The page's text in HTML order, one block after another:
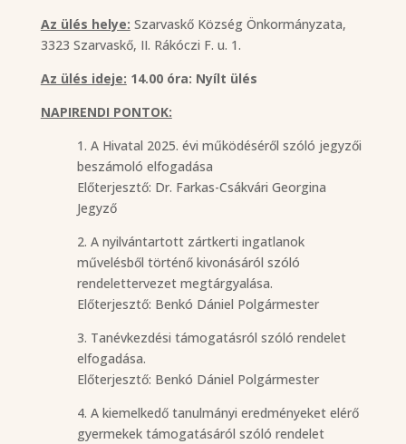
Az ülés helye: Szarvaskő Község Önkormányzata,
3323 Szarvaskő, II. Rákóczi F. u. 1.
Az ülés ideje: 14.00 óra: Nyílt ülés
NAPIRENDI PONTOK:
1. A Hivatal 2025. évi működéséről szóló jegyzői
beszámoló elfogadása
Előterjesztő: Dr. Farkas-Csákvári Georgina
Jegyző
2. A nyilvántartott zártkerti ingatlanok
művelésből történő kivonásáról szóló
rendelettervezet megtárgyalása.
Előterjesztő: Benkó Dániel Polgármester
3. Tanévkezdési támogatásról szóló rendelet
elfogadása.
Előterjesztő: Benkó Dániel Polgármester
4. A kiemelkedő tanulmányi eredményeket elérő
gyermekek támogatásáról szóló rendelet